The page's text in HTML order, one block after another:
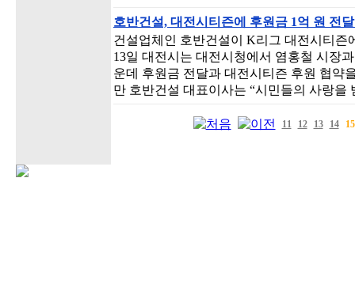
호반건설, 대전시티즌에 후원금 1억 원 전
건설업체인 호반건설이 K리그 대전시티즌
13일 대전시는 대전시청에서 염홍철 시장
운데 후원금 전달과 대전시티즌 후원 협약
만 호반건설 대표이사는 “시민들의 사랑
11 12 13 14 15